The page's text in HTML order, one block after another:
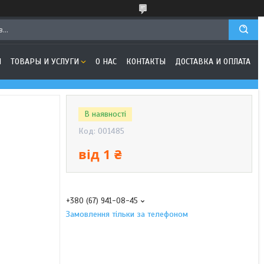
ТОВАРЫ И УСЛУГИ О НАС КОНТАКТЫ ДОСТАВКА И ОПЛАТА
В наявності
Код: 001485
від 1 ₴
+380 (67) 941-08-45
Замовлення тільки за телефоном